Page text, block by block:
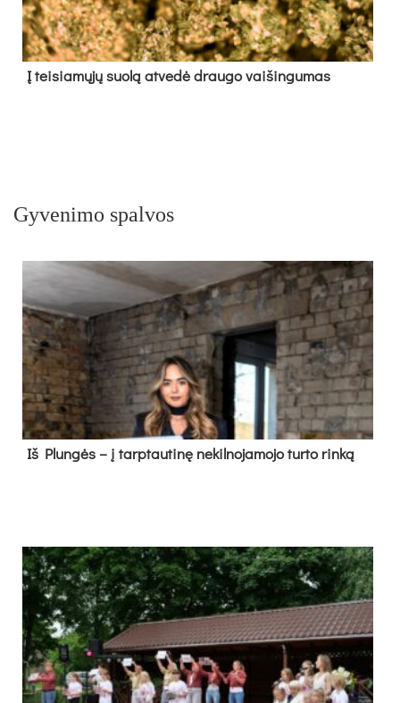
Į tei­sia­mų­jų suo­lą at­ve­dė drau­go vai­šin­gu­mas
Gyvenimo spalvos
Iš Plungės – į tarptautinę nekilnojamojo turto rinką